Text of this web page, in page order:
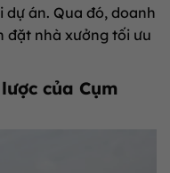
án. Qua đó, doanh
đặt nhà xưởng tối ưu
của Cụm